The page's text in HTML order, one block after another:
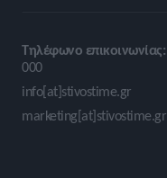
Τηλέφωνο επικοινωνίας:
000
info[at]stivostime.gr
marketing[at]stivostime.gr